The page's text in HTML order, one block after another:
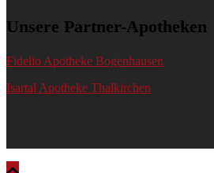
Unsere Partner-Apotheken
Fidelio Apotheke Bogenhausen
Isartal Apotheke Thalkirchen